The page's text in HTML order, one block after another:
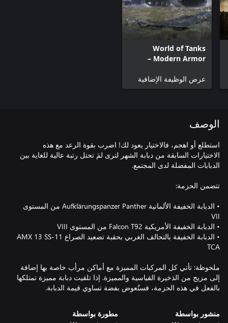
World of Tanks
Modern Armor –
عرض الوظيفة الإضافية
الوصف
استطلع أو اهجم، فالاختيار يعود لك! اضرب بقوة الرعد مع هذه
الاختيارات السابقة من دبابة الشهر لترى لمَ تحتل رتبة عالية للغاية بين
• الدبابة الخفيفة الألمانية Aufklärungspanzer Panther من المستوى
• الدبابة الخفيفة بالتحالف الغربي بحقبة تصعيد الصراع AMX 13 SS-11
ملحوظة: تأتي كل المركبات المميزة مع أماكن مرأب خاصة بها إضافة
إلى مزيج من الذخيرة القياسية والمميزة. إذا تلقيت دبابة مميزة تمتلكها
بالفعل في هذه الحزمة، فستُعوض بفضة تساوي قيمة الدبابة.
منشور بواسطة مطورة بواسطة